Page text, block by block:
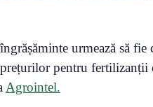
urmează să
pentru
Agrointel.